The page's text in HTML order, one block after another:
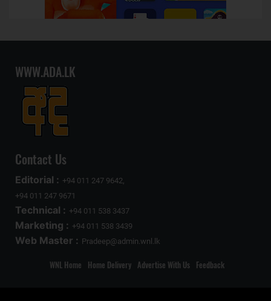
WWW.ADA.LK
Contact Us
Editorial : +94 011 247 9642,
+94 011 247 9671
Technical : +94 011 538 3437
Marketing : +94 011 538 3439
Web Master : Pradeep@admin.wnl.lk
WNL Home Home Delivery Advertise With Us Feedback